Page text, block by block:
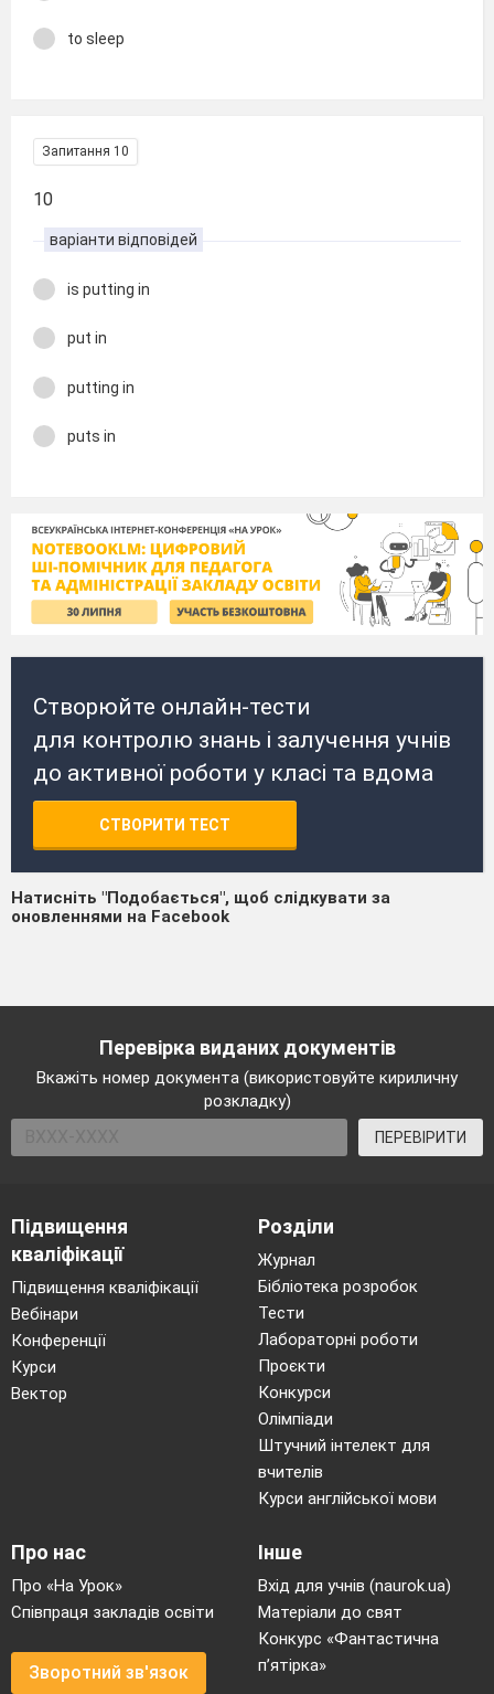
to sleep
Запитання 10
10
варіанти відповідей
is putting in
put in
putting in
puts in
Створюйте онлайн-тести
для контролю знань і залучення учнів
до активної роботи у класі та вдома
СТВОРИТИ ТЕСТ
Натисніть "Подобається", щоб слідкувати за
оновленнями на Facebook
Перевірка виданих документів
Вкажіть номер документа (використовуйте кириличну
розкладку)
ПЕРЕВІРИТИ
Підвищення
кваліфікації
Підвищення кваліфікації
Вебінари
Конференції
Курси
Вектор
Розділи
Журнал
Бібліотека розробок
Тести
Лабораторні роботи
Проєкти
Конкурси
Олімпіади
Штучний інтелект для
вчителів
Курси англійської мови
Про нас
Про «На Урок»
Співпраця закладів освіти
Зворотний зв'язок
Інше
Вхід для учнів (naurok.ua)
Матеріали до свят
Конкурс «Фантастична
п’ятірка»